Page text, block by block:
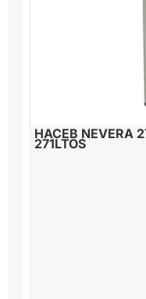
HACEB NEVERA
271LTOS